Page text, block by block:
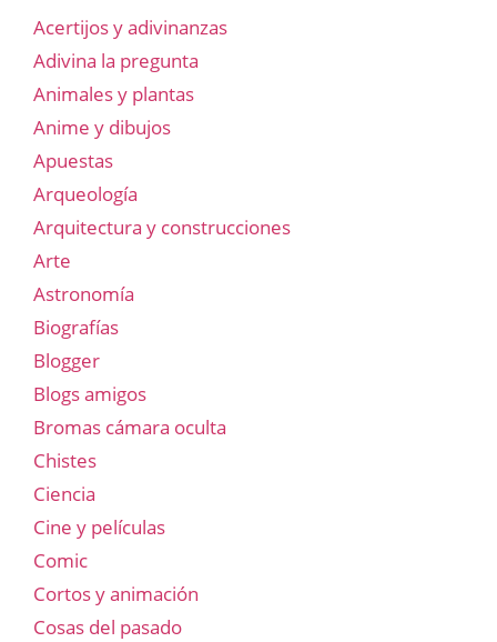
Acertijos y adivinanzas
Adivina la pregunta
Animales y plantas
Anime y dibujos
Apuestas
Arqueología
Arquitectura y construcciones
Arte
Astronomía
Biografías
Blogger
Blogs amigos
Bromas cámara oculta
Chistes
Ciencia
Cine y películas
Comic
Cortos y animación
Cosas del pasado